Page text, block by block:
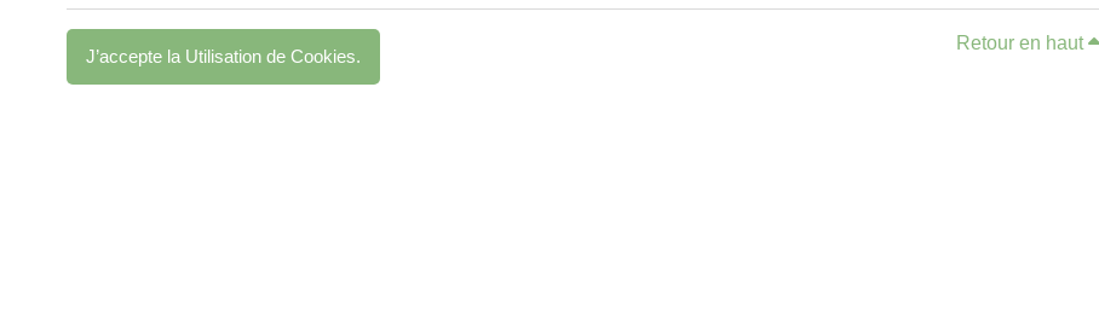
J’accepte la Utilisation de Cookies.
Retour en haut